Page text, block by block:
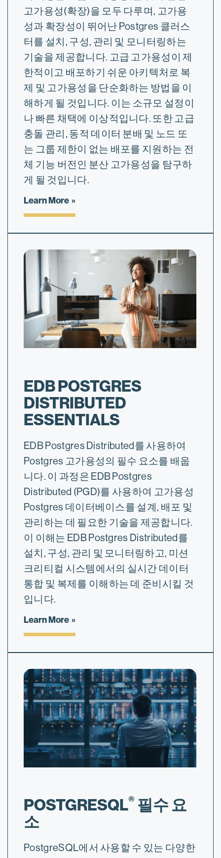
고가용성(확장)을 모두 다루며, 고가용
성과 확장성이 뛰어난 Postgres 클러스
터를 설치, 구성, 관리 및 모니터링하는
기술을 제공합니다. 고급 고가용성이 제
한적이고 배포하기 쉬운 아키텍처로 복
제 및 고가용성을 단순화하는 방법을 이
해하게 될 것입니다. 이는 소규모 설정이
나 빠른 채택에 이상적입니다. 또한 고급
충돌 관리, 동적 데이터 분배 및 노드 또
는 그룹 제한이 없는 배포를 지원하는 전
체 기능 버전인 분산 고가용성을 탐구하
게 될 것입니다.
Learn More
EDB POSTGRES
DISTRIBUTED
ESSENTIALS
EDB Postgres Distributed를 사용하여
Postgres 고가용성의 필수 요소를 배웁
니다. 이 과정은 EDB Postgres
Distributed (PGD)를 사용하여 고가용성
Postgres 데이터베이스를 설계, 배포 및
관리하는 데 필요한 기술을 제공합니다.
이 이해는 EDB Postgres Distributed를
설치, 구성, 관리 및 모니터링하고, 미션
크리티컬 시스템에서의 실시간 데이터
통합 및 복제를 이해하는 데 준비시킬 것
입니다.
Learn More
POSTGRESQL® 필수 요
소
PostgreSQL에서 사용할 수 있는 다양한